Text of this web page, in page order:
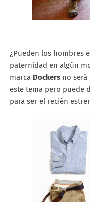
¿Pueden los hombres
paternidad en algún
marca Dockers no
este tema pero puede
para ser el recién